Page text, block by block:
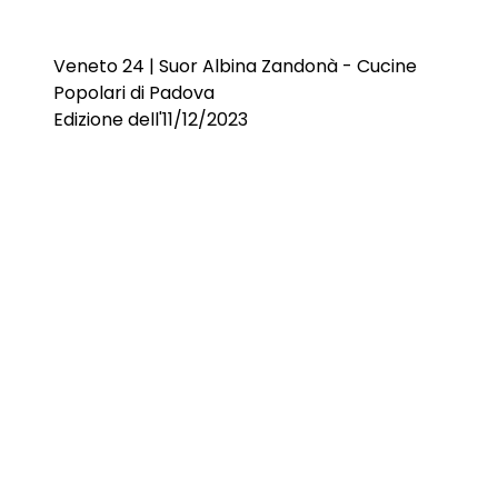
Veneto 24 | Suor Albina Zandonà - Cucine
Popolari di Padova
Edizione dell'11/12/2023